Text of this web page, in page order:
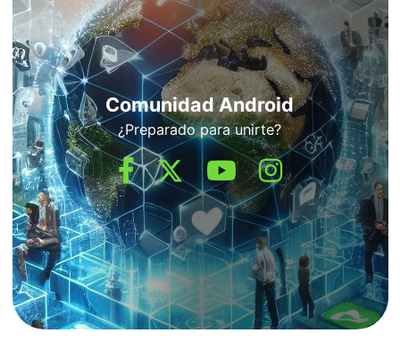
Comunidad Android
¿Preparado para unirte?